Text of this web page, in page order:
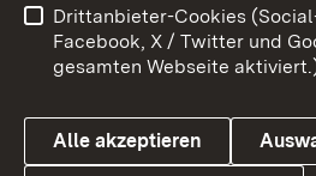
Barrierefreiheit
Cookies
Drittanbieter-Cookies
Facebook, X / Twitter und
gesamten Webseite
Alle akzeptieren